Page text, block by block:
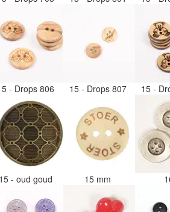
- Drops 806 15 - Drops 807 15 -
- oud goud 15 mm